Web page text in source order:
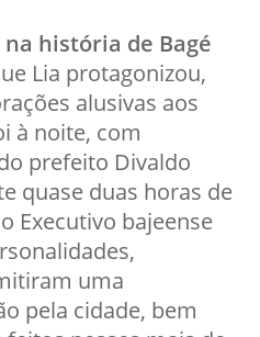
história de Bagé
Lia protagonizou,
alusivas aos
à noite, com
prefeito Divaldo
quase duas horas de
Executivo bajeense
uma
pela cidade, bem